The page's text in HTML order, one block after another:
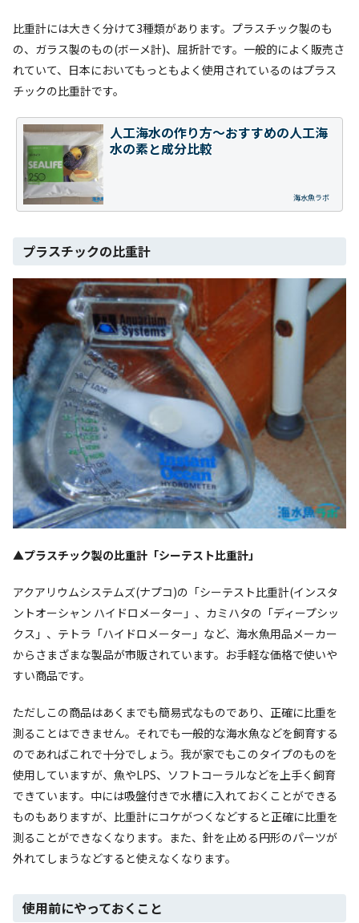
比重計には大きく分けて3種類があります。プラスチック製のも
の、ガラス製のもの(ボーメ計)、屈折計です。一般的によく販売さ
れていて、日本においてもっともよく使用されているのはプラス
チックの比重計です。
海水魚ラボ
人工海水の作り方～おすすめの人工海
水の素と成分比較
プラスチックの比重計
▲プラスチック製の比重計「シーテスト比重計」
アクアリウムシステムズ(ナプコ)の「シーテスト比重計(インスタ
ントオーシャン ハイドロメーター」、カミハタの「ディープシッ
クス」、テトラ「ハイドロメーター」など、海水魚用品メーカー
からさまざまな製品が市販されています。お手軽な価格で使いや
すい商品です。
ただしこの商品はあくまでも簡易式なものであり、正確に比重を
測ることはできません。それでも一般的な海水魚などを飼育する
のであればこれで十分でしょう。我が家でもこのタイプのものを
使用していますが、魚やLPS、ソフトコーラルなどを上手く飼育
できています。中には吸盤付きで水槽に入れておくことができる
ものもありますが、比重計にコケがつくなどすると正確に比重を
測ることができなくなります。また、針を止める円形のパーツが
外れてしまうなどすると使えなくなります。
使用前にやっておくこと